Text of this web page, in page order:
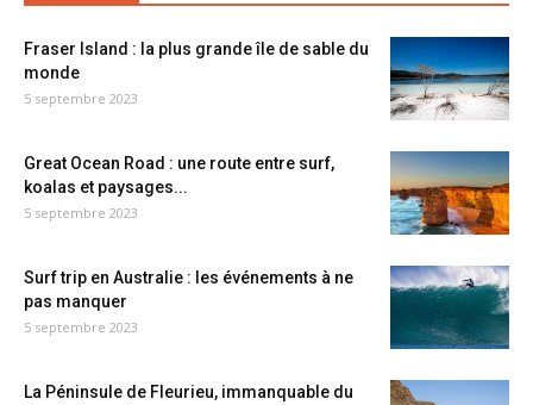
Fraser Island : la plus grande île de sable du
monde
5 septembre 2023
Great Ocean Road : une route entre surf,
koalas et paysages...
5 septembre 2023
Surf trip en Australie : les événements à ne
pas manquer
5 septembre 2023
La Péninsule de Fleurieu, immanquable du